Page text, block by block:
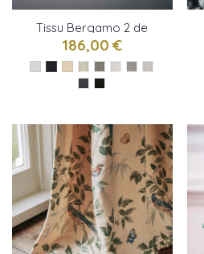
Tissu Bergamo 2 de
Bisson Bruneel
186,00 €